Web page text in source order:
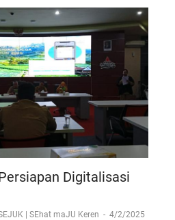
Digitalisasi
| SEhat maJU Keren - 4/2/2025